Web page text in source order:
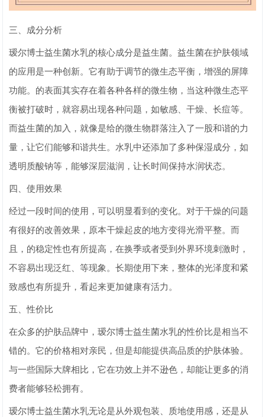
三、成分分析
瑷尔博士益生菌水乳的核心成分是益生菌。益生菌在护肤领域
的应用是一种创新。它有助于调节的微生态平衡，增强的屏障
功能。的表面其实存在着各种各样的微生物，当这种微生态平
衡被打破时，就容易出现各种问题，如敏感、干燥、长痘等。
而益生菌的加入，就像是给的微生物群落注入了一股和谐的力
量，让它们能够和谐共生。水乳中还添加了多种保湿成分，如
透明质酸钠等，能够深层滋润，让长时间保持水润状态。
四、使用效果
经过一段时间的使用，可以明显看到的变化。对于干燥的问题
有很好的改善效果，原本干燥起皮的地方变得光滑平整。而
且，的稳定性也有所提高，在换季或者受到外界环境刺激时，
不容易出现泛红、等现象。长期使用下来，整体的光泽度和紧
致感也有所提升，看起来更加健康有活力。
五、性价比
在众多的护肤品牌中，瑷尔博士益生菌水乳的性价比是相当不
错的。它的价格相对亲民，但是却能提供高品质的护肤体验。
与一些国际大牌相比，它在功效上并不逊色，却能让更多的消
费者能够轻松拥有。
瑷尔博士益生菌水乳无论是从外观包装、质地使用感，还是从